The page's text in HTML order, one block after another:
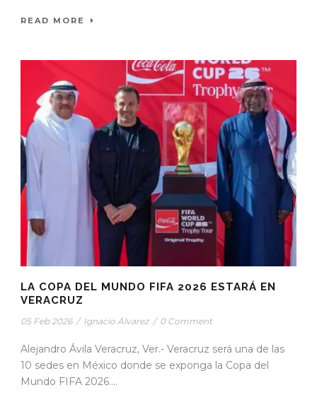
READ MORE
LA COPA DEL MUNDO FIFA 2026 ESTARÁ EN
VERACRUZ
05 Feb 2026 / Ignacio Álvarez / 0 Comment
Alejandro Ávila Veracruz, Ver.- Veracruz será una de las
10 sedes en México donde se exponga la Copa del
Mundo FIFA 2026....